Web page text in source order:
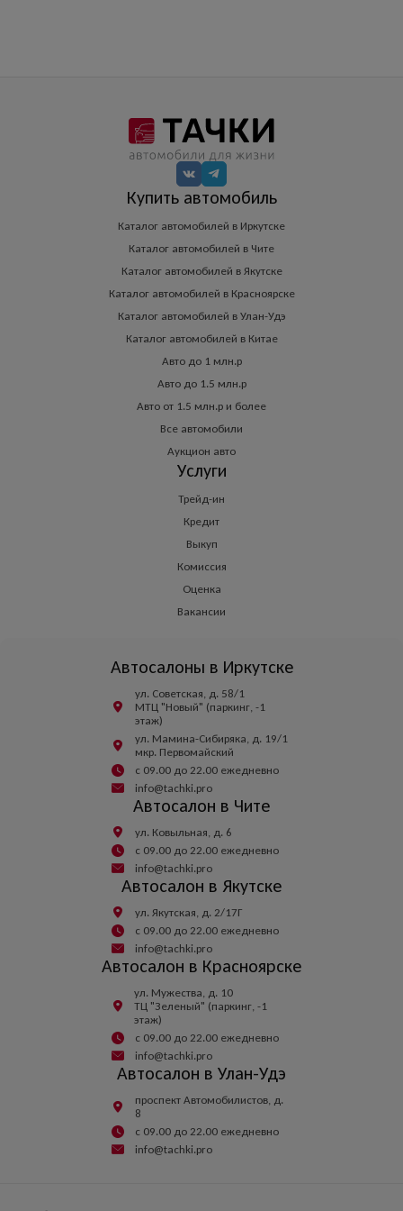
Купить автомобиль
Каталог автомобилей в Иркутске
Каталог автомобилей в Чите
Каталог автомобилей в Якутске
Каталог автомобилей в Красноярске
Каталог автомобилей в Улан-Удэ
Каталог автомобилей в Китае
Авто до 1 млн.р
Авто до 1.5 млн.р
Авто от 1.5 млн.р и более
Все автомобили
Аукцион авто
Услуги
Трейд-ин
Кредит
Выкуп
Комиссия
Оценка
Вакансии
Автосалоны в Иркутске
ул. Советская, д. 58/1
МТЦ "Новый" (паркинг, -1
этаж)
ул. Мамина-Сибиряка, д. 19/1
мкр. Первомайский
с 09.00 до 22.00 ежедневно
info@tachki.pro
Автосалон в Чите
ул. Ковыльная, д. 6
с 09.00 до 22.00 ежедневно
info@tachki.pro
Автосалон в Якутске
ул. Якутская, д. 2/17Г
с 09.00 до 22.00 ежедневно
info@tachki.pro
Автосалон в Красноярске
ул. Мужества, д. 10
ТЦ "Зеленый" (паркинг, -1
этаж)
с 09.00 до 22.00 ежедневно
info@tachki.pro
Автосалон в Улан-Удэ
проспект Автомобилистов, д.
8
с 09.00 до 22.00 ежедневно
info@tachki.pro